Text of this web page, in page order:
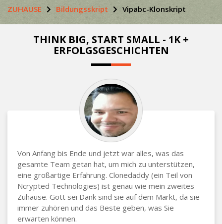
ZUHAUSE Bildungsskript Vipabc-Klonskript
THINK BIG, START SMALL - 1K +
ERFOLGSGESCHICHTEN
Von Anfang bis Ende und jetzt war alles, was das
gesamte Team getan hat, um mich zu unterstützen,
eine großartige Erfahrung. Clonedaddy (ein Teil von
Ncrypted Technologies) ist genau wie mein zweites
Zuhause. Gott sei Dank sind sie auf dem Markt, da sie
immer zuhören und das Beste geben, was Sie
erwarten können.